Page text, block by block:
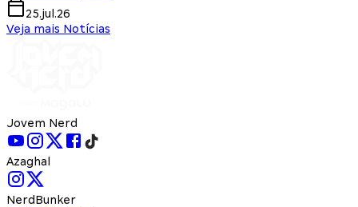
25.jul.26
Veja mais Notícias
Jovem Nerd
Azaghal
NerdBunker